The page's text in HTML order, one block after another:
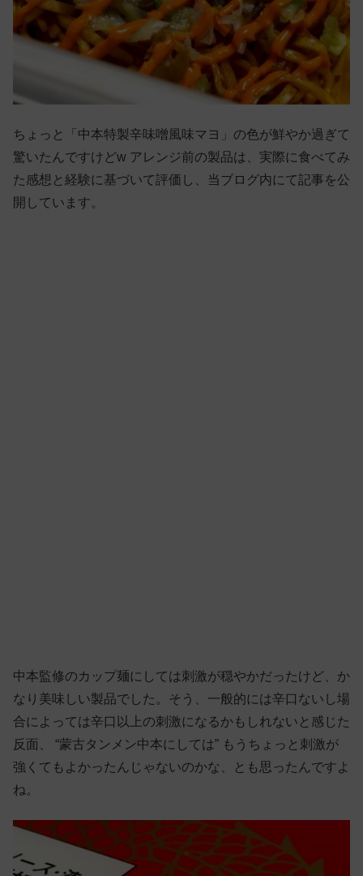
ちょっと「中本特製辛味噌風味マヨ」の色が鮮やか過ぎて
驚いたんですけどw アレンジ前の製品は、実際に食べてみ
た感想と経験に基づいて評価し、当ブログ内にて記事を公
開しています。
中本監修のカップ麺にしては刺激が穏やかだったけど、か
なり美味しい製品でした。そう、一般的には辛口ないし場
合によっては辛口以上の刺激になるかもしれないと感じた
反面、 “蒙古タンメン中本にしては” もうちょっと刺激が
強くてもよかったんじゃないのかな、とも思ったんですよ
ね。